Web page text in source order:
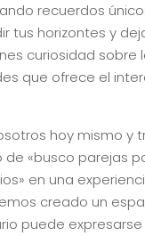
recuerdos
tus horizontes y
curiosidad sobre
que ofrece el
hoy mismo y
de «busco parejas
en una
creado un
puede